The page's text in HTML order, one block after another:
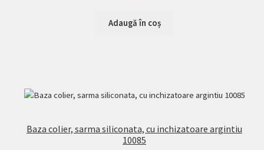
Adaugă în coș
Baza colier, sarma siliconata, cu inchizatoare argintiu
10085